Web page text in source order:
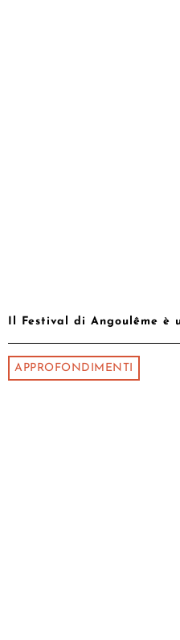
Il Festival di Angoulême è
APPROFONDIMENTI